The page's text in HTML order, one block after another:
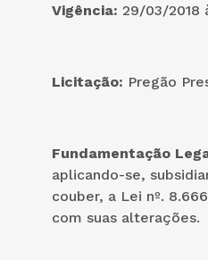
Vigência: 29/03/2018
Licitação: Pregão
Fundamentação
aplicando-se,
couber, a Lei nº.
com suas alterações.